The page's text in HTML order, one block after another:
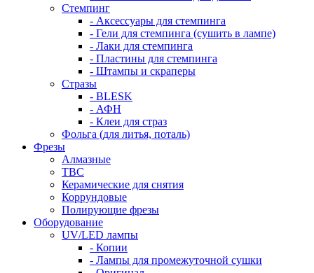
Стемпинг
- Аксессуары для стемпинга
- Гели для стемпинга (сушить в лампе)
- Лаки для стемпинга
- Пластины для стемпинга
- Штампы и скраперы
Стразы
- BLESK
- АФН
- Клеи для страз
Фольга (для литья, поталь)
Фрезы
Алмазные
ТВС
Керамические для снятия
Коррундовые
Полирующие фрезы
Оборудование
UV/LED лампы
- Копии
- Лампы для промежуточной сушки